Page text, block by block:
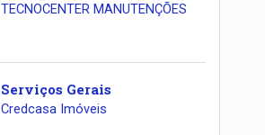
TECNOCENTER MANUTENÇÕES
Serviços Gerais
Credcasa Imóveis